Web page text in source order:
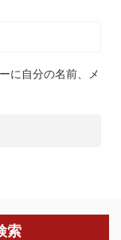
に自分の名前、メ
索